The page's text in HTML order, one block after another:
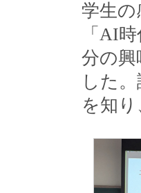
学生
「AI
分の
した
を知